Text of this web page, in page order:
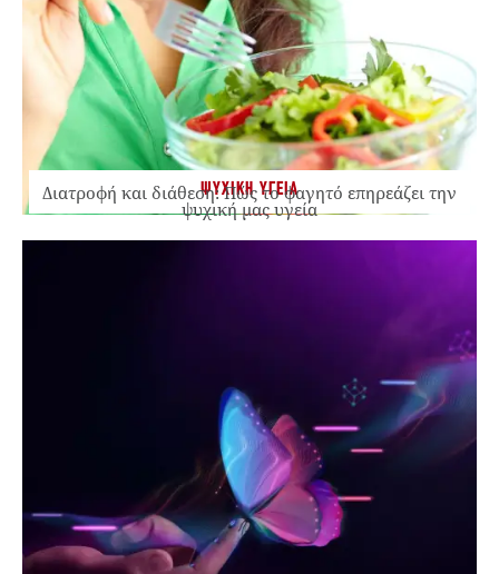
ΨΥΧΙΚΗ ΥΓΕΙΑ
Διατροφή και διάθεση: Πώς το φαγητό επηρεάζει την
ψυχική μας υγεία